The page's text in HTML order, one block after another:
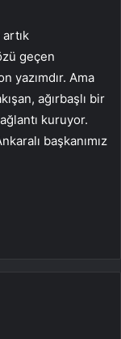
geçen
yazımdır. Ama
ağırbaşlı bir
kuruyor.
başkanımız